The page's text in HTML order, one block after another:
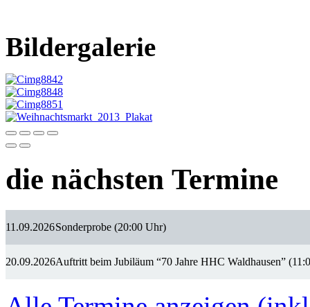
Bildergalerie
die nächsten Termine
11.09.2026Sonderprobe (20:00 Uhr)
20.09.2026Auftritt beim Jubiläum “70 Jahre HHC Waldhausen”